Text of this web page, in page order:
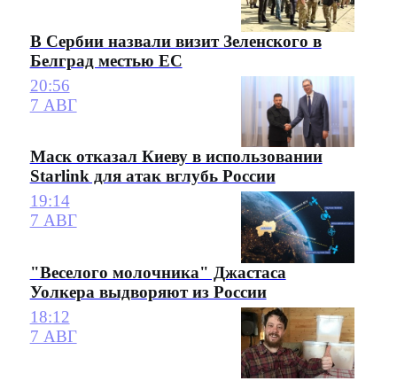
В Сербии назвали визит Зеленского в
Белград местью ЕС
20:56
7 АВГ
Маск отказал Киеву в использовании
Starlink для атак вглубь России
19:14
7 АВГ
"Веселого молочника" Джастаса
Уолкера выдворяют из России
18:12
7 АВГ